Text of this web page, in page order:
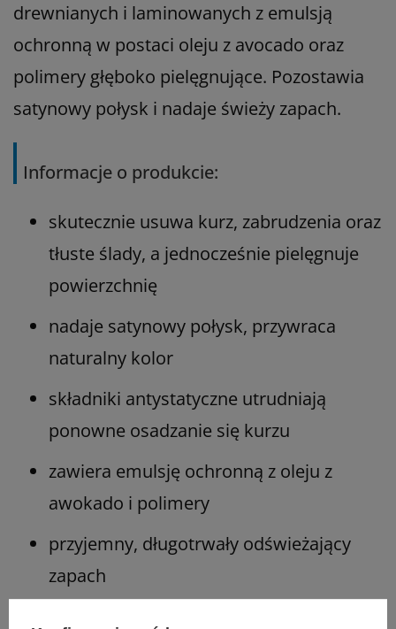
drewnianych i laminowanych z emulsją
ochronną w postaci oleju z avocado oraz
polimery głęboko pielęgnujące. Pozostawia
satynowy połysk i nadaje świeży zapach.
Informacje o produkcie:
skutecznie usuwa kurz, zabrudzenia oraz
tłuste ślady, a jednocześnie pielęgnuje
powierzchnię
nadaje satynowy połysk, przywraca
naturalny kolor
składniki antystatyczne utrudniają
ponowne osadzanie się kurzu
zawiera emulsję ochronną z oleju z
awokado i polimery
przyjemny, długotrwały odświeżający
zapach